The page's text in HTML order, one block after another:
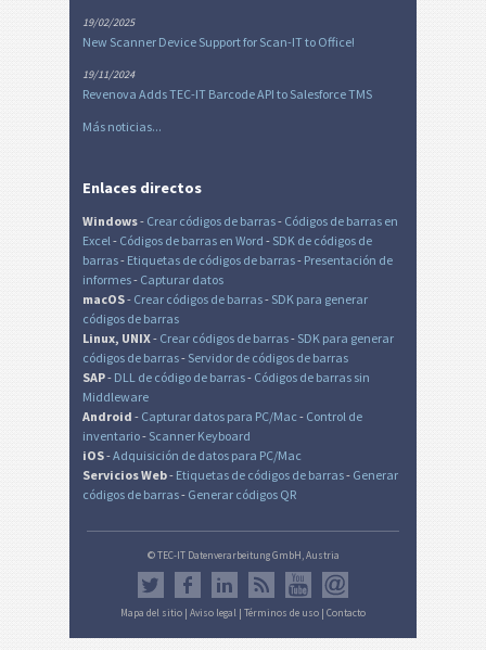
19/02/2025
New Scanner Device Support for Scan-IT to Office!
19/11/2024
Revenova Adds TEC-IT Barcode API to Salesforce TMS
Más noticias...
Enlaces directos
Windows- Crear códigos de barras- Códigos de barras en
Excel - Códigos de barras en Word - SDK de códigos de
barras- Etiquetas de códigos de barras- Presentación de
informes- Capturar datos
macOS- Crear códigos de barras- SDK para generar
códigos de barras
Linux, UNIX- Crear códigos de barras- SDK para generar
códigos de barras- Servidor de códigos de barras
SAP- DLL de código de barras- Códigos de barras sin
Middleware
Android - Capturar datos para PC/Mac - Control de
inventario- Scanner Keyboard
iOS-Adquisición de datos para PC/Mac
Servicios Web- Etiquetas de códigos de barras- Generar
códigos de barras- Generar códigos QR
© TEC-IT Datenverarbeitung GmbH, Austria
Mapa del sitio | Aviso legal | Términos de uso | Contacto